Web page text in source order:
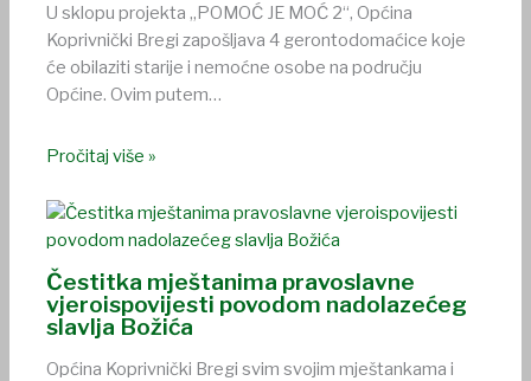
U sklopu projekta „POMOĆ JE MOĆ 2“, Općina
Koprivnički Bregi zapošljava 4 gerontodomaćice koje
će obilaziti starije i nemoćne osobe na području
Općine. Ovim putem…
Pročitaj više »
Čestitka mještanima pravoslavne
vjeroispovijesti povodom nadolazećeg
slavlja Božića
Općina Koprivnički Bregi svim svojim mještankama i